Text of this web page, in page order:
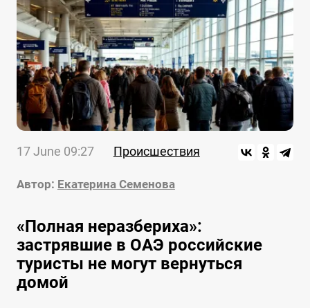
17 June 09:27 Происшествия
Автор: Екатерина Семенова
«Полная неразбериха»:
застрявшие в ОАЭ российские
туристы не могут вернуться
домой